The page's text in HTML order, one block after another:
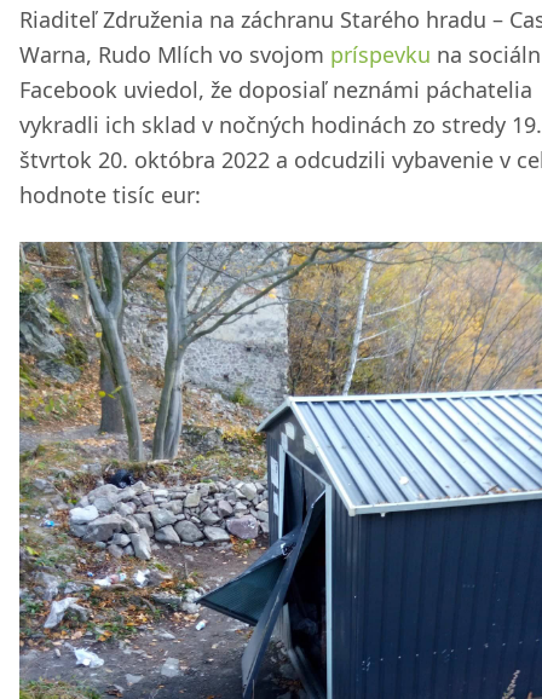
Riaditeľ Združenia na záchranu Starého hradu –
Warna, Rudo Mlích vo svojom príspevku na
Facebook uviedol, že doposiaľ neznámi páchatelia
vykradli ich sklad v nočných hodinách zo stredy
štvrtok 20. októbra 2022 a odcudzili vybavenie v
hodnote tisíc eur: